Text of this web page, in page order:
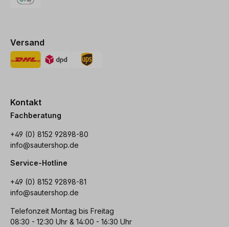
Versand
Kontakt
Fachberatung
+49 (0) 8152 92898-80
info@sautershop.de
Service-Hotline
+49 (0) 8152 92898-81
info@sautershop.de
Telefonzeit Montag bis Freitag
08:30 - 12:30 Uhr & 14:00 - 16:30 Uhr